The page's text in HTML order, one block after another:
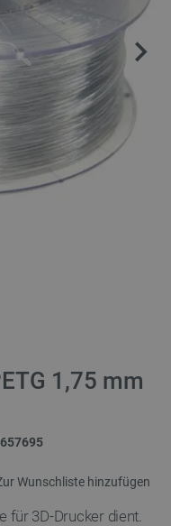
1,75 mm
Wunschliste hinzufügen
für 3D-Drucker dient.